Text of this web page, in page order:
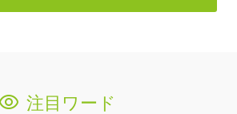
注目ワード